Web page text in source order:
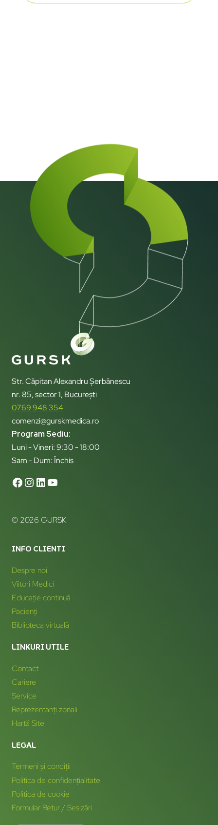
Str. Căpitan Alexandru Șerbănescu
nr. 85, sector 1, București
0769 948 354
comenzi@gurskmedica.ro
Program Sediu:
Luni - Vineri: 9:30 - 18:00
Sam - Dum: Închis
© 2026 GURSK
INFO CLIENTI
Despre noi
Viitori Medici
Educație continuă
Pacienți
Biblioteca virtuală
LINKURI UTILE
Contact
Cariere
Service
Reprezentanți zonali
Hartă Site
LEGAL
Termeni și condiții
Politica de confidențialitate
Politica de cookie
Formular Retur / Sesizări